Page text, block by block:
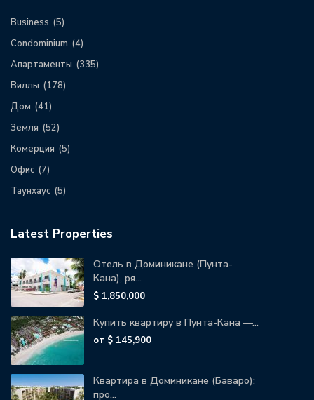
Business (5)
Condominium (4)
Апартаменты (335)
Виллы (178)
Дом (41)
Земля (52)
Комерция (5)
Офис (7)
Таунхаус (5)
Latest Properties
Отель в Доминикане (Пунта-
Кана), ря...
$ 1,850,000
Купить квартиру в Пунта-Кана —...
от $ 145,900
Квартира в Доминикане (Баваро):
про...